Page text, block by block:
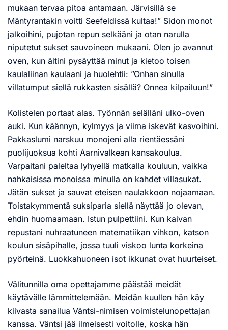
mukaan tervaa pitoa antamaan. Järvisillä se
Mäntyrantakin voitti Seefeldissä kultaa!” Sidon monot
jalkoihini, pujotan repun selkääni ja otan narulla
niputetut sukset sauvoineen mukaani. Olen jo avannut
oven, kun äitini pysäyttää minut ja kietoo toisen
kaulaliinan kaulaani ja huolehtii: ”Onhan sinulla
villatumput siellä rukkasten sisällä? Onnea kilpailuun!”
Kolistelen portaat alas. Työnnän selälläni ulko-oven
auki. Kun käännyn, kylmyys ja viima iskevät kasvoihini.
Pakkaslumi narskuu monojeni alla rientäessäni
puolijuoksua kohti Aarnivalkean kansakoulua.
Varpaitani paleltaa lyhyellä matkalla kouluun, vaikka
nahkaisissa monoissa minulla on kahdet villasukat.
Jätän sukset ja sauvat eteisen naulakkoon nojaamaan.
Toistakymmentä suksiparia siellä näyttää jo olevan,
ehdin huomaamaan. Istun pulpettiini. Kun kaivan
repustani nuhraatuneen matematiikan vihkon, katson
koulun sisäpihalle, jossa tuuli viskoo lunta korkeina
pyörteinä. Luokkahuoneen isot ikkunat ovat huurteiset.
Välitunnilla oma opettajamme päästää meidät
käytävälle lämmittelemään. Meidän kuullen hän käy
kiivasta sanailua Väntsi-nimisen voimistelunopettajan
kanssa. Väntsi jää ilmeisesti voitolle, koska hän